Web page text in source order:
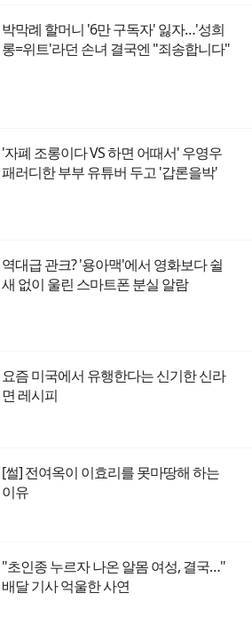
박막례 할머니 '6만 구독자' 잃자…'성희
롱=위트'라던 손녀 결국엔 "죄송합니다"
'자폐 조롱이다 VS 하면 어때서' 우영우
패러디한 부부 유튜버 두고 '갑론을박'
역대급 관크? '용아맥'에서 영화보다 쉴
새 없이 울린 스마트폰 분실 알람
요즘 미국에서 유행한다는 신기한 신라
면 레시피
[썰] 전여옥이 이효리를 못마땅해 하는
이유
"초인종 누르자 나온 알몸 여성, 결국…"
배달 기사 억울한 사연